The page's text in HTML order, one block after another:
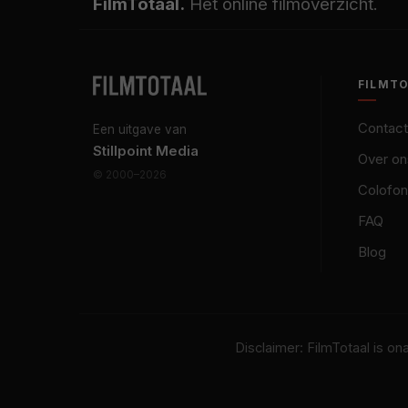
Een uitgave van
Stillpoint Media
© 2000–2026
Contact
Over
Colofon
FAQ
Blog
Disclaimer: FilmTotaal is